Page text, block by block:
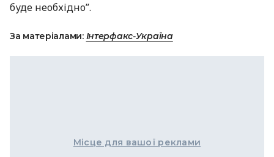
буде необхідно”.
За матеріалами: Інтерфакс-Україна
Місце для вашої реклами